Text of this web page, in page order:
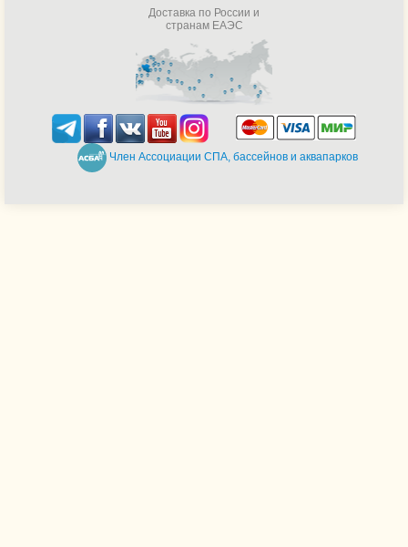
Доставка по России и
странам ЕАЭС
Член Ассоциации СПА, бассейнов и аквапарков